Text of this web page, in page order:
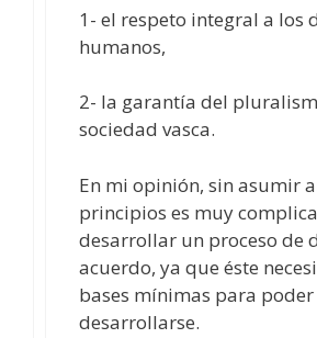
1- el respeto integral a los
humanos,
2- la garantía del
sociedad vasca.
En mi opinión, sin asumir
principios es muy
desarrollar un proceso de
acuerdo, ya que éste
bases mínimas para poder
desarrollarse.